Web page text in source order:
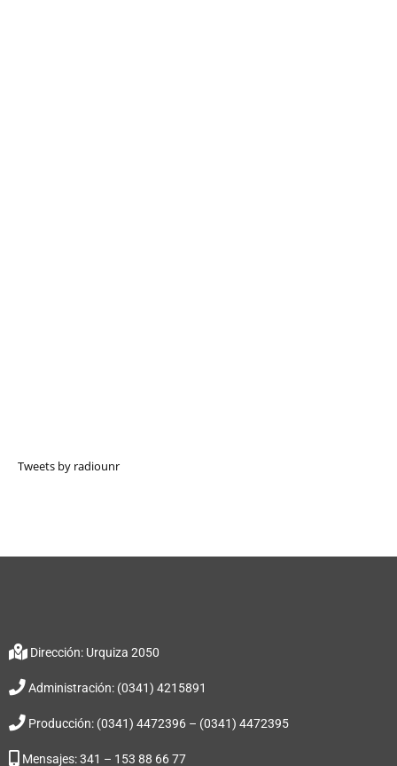
Tweets by radiounr
Dirección: Urquiza 2050
Administración: (0341) 4215891
Producción: (0341) 4472396 – (0341) 4472395
Mensajes: 341 – 153 88 66 77